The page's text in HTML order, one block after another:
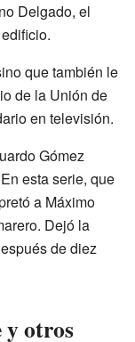
Delgado, el
que también le
de la Unión de
en televisión.
Gómez
esta serie, que
a Máximo
Dejó la
de diez
y otros